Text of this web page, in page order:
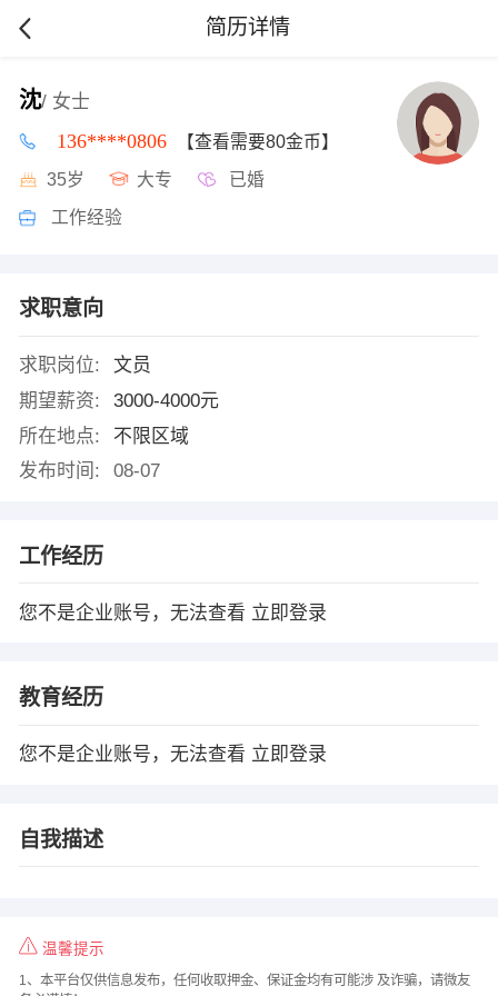
简历详情
沈/ 女士
136****0806 【查看需要80金币】
35岁 大专 已婚
工作经验
求职意向
求职岗位:
文员
期望薪资:
3000-4000元
所在地点:
不限区域
发布时间:
08-07
工作经历
您不是企业账号，无法查看 立即登录
教育经历
您不是企业账号，无法查看 立即登录
自我描述
温馨提示
1、本平台仅供信息发布，任何收取押金、保证金均有可能涉 及诈骗，请微友